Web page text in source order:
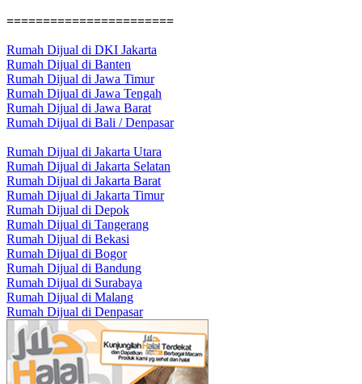
=======================
Rumah Dijual di DKI Jakarta
Rumah Dijual di Banten
Rumah Dijual di Jawa Timur
Rumah Dijual di Jawa Tengah
Rumah Dijual di Jawa Barat
Rumah Dijual di Bali / Denpasar
Rumah Dijual di Jakarta Utara
Rumah Dijual di Jakarta Selatan
Rumah Dijual di Jakarta Barat
Rumah Dijual di Jakarta Timur
Rumah Dijual di Depok
Rumah Dijual di Tangerang
Rumah Dijual di Bekasi
Rumah Dijual di Bogor
Rumah Dijual di Bandung
Rumah Dijual di Surabaya
Rumah Dijual di Malang
Rumah Dijual di Denpasar